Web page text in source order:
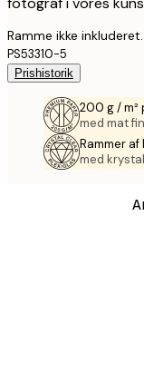
Ramme ikke inkluderet.
PS53310-5
Prishistorik
200 g / m²
med mat
Rammer
med